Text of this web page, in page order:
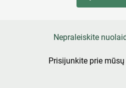
Nepraleiskite
Prisijunkite prie